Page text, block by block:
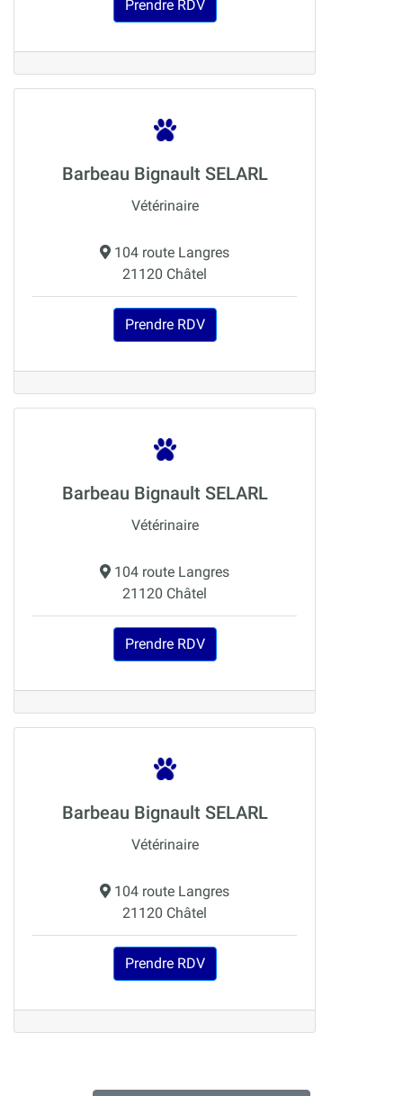
Prendre RDV
Barbeau Bignault SELARL
Vétérinaire
104 route Langres
21120 Châtel
Prendre RDV
Barbeau Bignault SELARL
Vétérinaire
104 route Langres
21120 Châtel
Prendre RDV
Barbeau Bignault SELARL
Vétérinaire
104 route Langres
21120 Châtel
Prendre RDV